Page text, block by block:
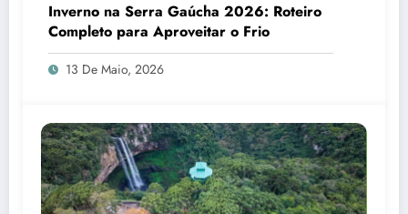
Inverno na Serra Gaúcha 2026: Roteiro
Completo para Aproveitar o Frio
13 De Maio, 2026